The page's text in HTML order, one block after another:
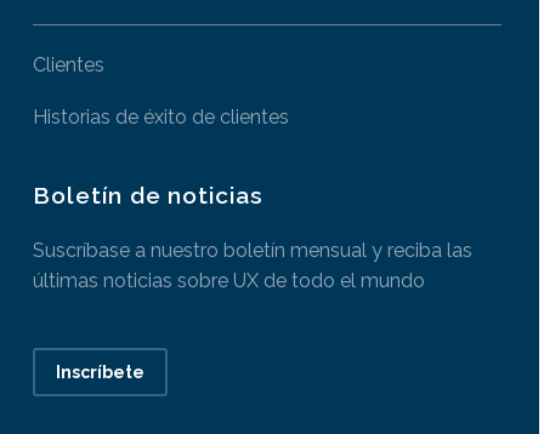
Clientes
Historias de éxito de clientes
Boletín de noticias
Suscríbase a nuestro boletín mensual y reciba las
últimas noticias sobre UX de todo el mundo
Inscríbete